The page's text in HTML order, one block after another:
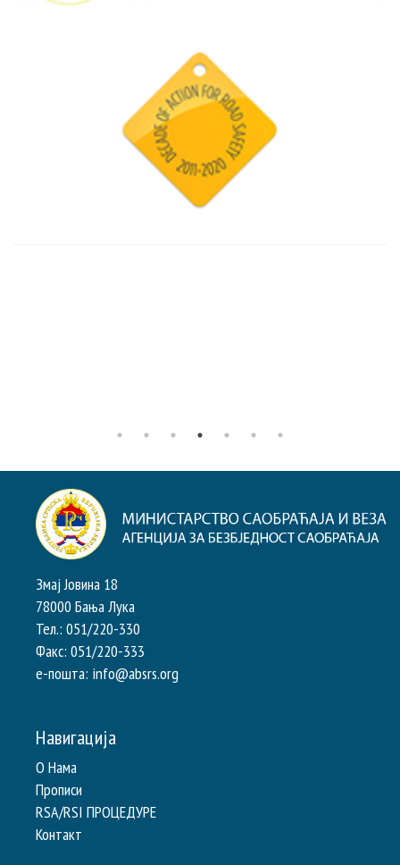
Змај Јовина 18
78000 Бања Лука
Тел.: 051/220-330
Факс: 051/220-333
e-пошта: info@absrs.org
Навигација
О Нама
Прописи
RSA/RSI ПРОЦЕДУРЕ
Контакт